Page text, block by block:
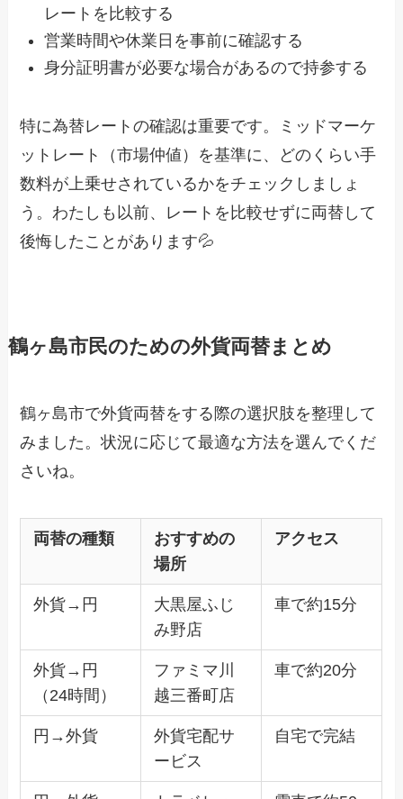
レートを比較する
営業時間や休業日を事前に確認する
身分証明書が必要な場合があるので持参する
特に為替レートの確認は重要です。ミッドマーケ
ットレート（市場仲値）を基準に、どのくらい手
数料が上乗せされているかをチェックしましょ
う。わたしも以前、レートを比較せずに両替して
後悔したことがあります💦
鶴ヶ島市民のための外貨両替まとめ
鶴ヶ島市で外貨両替をする際の選択肢を整理して
みました。状況に応じて最適な方法を選んでくだ
さいね。
両替の種類
おすすめの
場所
アクセス
外貨→円
大黒屋ふじ
み野店
車で約15分
外貨→円
（24時間）
ファミマ川
越三番町店
車で約20分
円→外貨
外貨宅配サ
ービス
自宅で完結